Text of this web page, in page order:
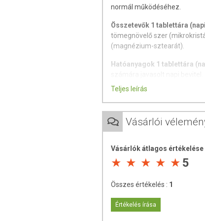
normál működéséhez.
Összetevők 1 tablettára
tömegnövelő szer
(magnézium-sztearát).
Hatóanyagok 1 tablettára
A specifikációban szereplő
Figyelmeztetés:
Az ajánlott napi adagot ne
Cukorbetegek a tabletta
gyümölcscukor-
alkalmazása nem ajánlott!
kiegészítő nem helyettesíti a
Naponta 1 tabletta, étkezés
Teljes leírás
Vásárlói
Vásárlók átlagos értékelése
5
Összes értékelés : 1
Értékelés írása